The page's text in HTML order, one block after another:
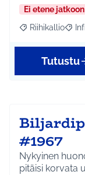
Ei etene jatkoon
Rajaa tulokset
Riihikallio
Tutustu
#1967
Nykyinen